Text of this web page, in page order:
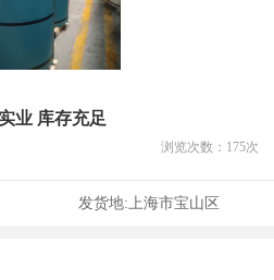
业 库存充足
浏览次数： 175次
发货地:上海市宝山区